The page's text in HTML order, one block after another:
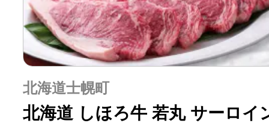
北海道士幌町
北海道 しほろ牛 若丸 サーロイ